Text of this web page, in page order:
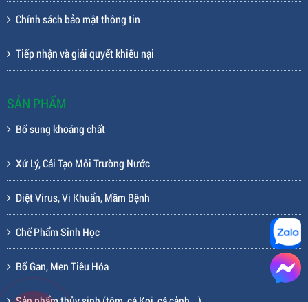
Chính sách bảo mật thông tin
Tiếp nhận và giải quyết khiếu nại
SẢN PHẨM
Bổ sung khoáng chất
Xử Lý, Cải Tạo Môi Trường Nước
Diệt Virus, Vi Khuẩn, Mầm Bệnh
Chế Phẩm Sinh Học
Bổ Gan, Men Tiêu Hóa